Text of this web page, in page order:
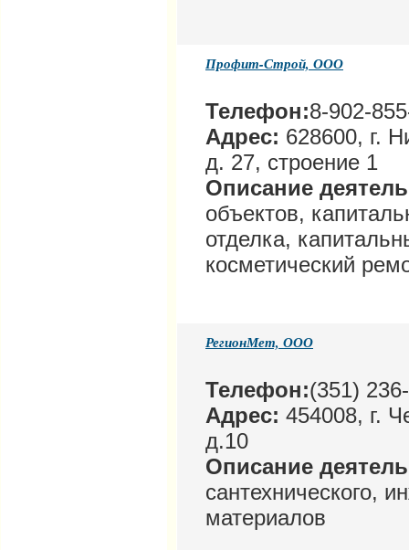
Профит-Строй, ООО
Телефон:8-902-
Адрес: 628600, г.
д. 27, строение 1
Описание
объектов,
отделка,
косметический
РегионМет, ООО
Телефон:(351)
Адрес: 454008, г.
д.10
Описание
сантехнического,
материалов